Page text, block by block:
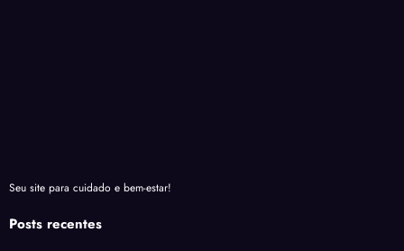
Seu site para cuidado e bem-estar!
Posts recentes